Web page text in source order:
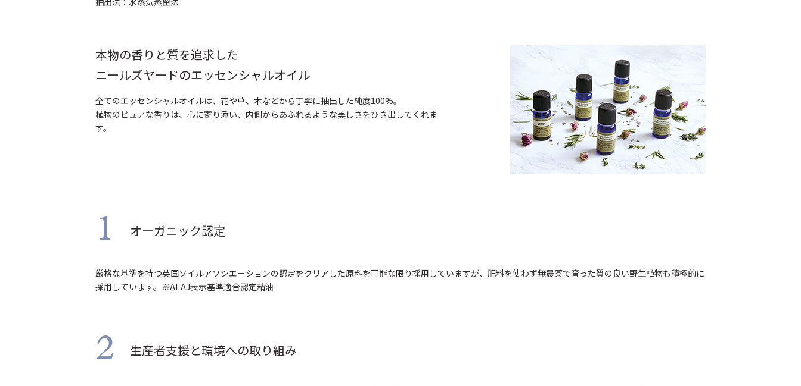
本物の香りと質を追求した
ニールズヤードのエッセンシャルオイル
全てのエッセンシャルオイルは、花や草、木などから丁寧に抽出した純度100%。
植物のピュアな香りは、心に寄り添い、内側からあふれるような美しさをひき出してくれま
す。
1 オーガニック認定
厳格な基準を持つ英国ソイルアソシエーションの認定をクリアした原料を可能な限り採用していますが、肥料を使わず無農薬で育った質の良い野生植物も積極的に
採用しています。※AEAJ表示基準適合認定精油
2 生産者支援と環境への取り組み